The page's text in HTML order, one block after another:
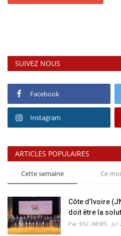
SUIVEZ NOUS
Facebook
Instagram
ARTICLES POPULAIRES
Cette semaine Ce
Côte d’Ivoire
doit être la
Par BSC-NEWS Jul